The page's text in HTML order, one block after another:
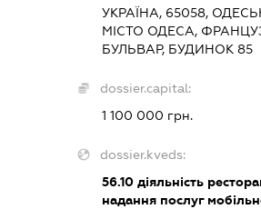
УКРАЇНА, 65058,
МІСТО ОДЕСА,
БУЛЬВАР, БУДИНОК 85
dossier.capital:
1 100 000 грн.
dossier.kveds:
56.10діяльність
надання послуг